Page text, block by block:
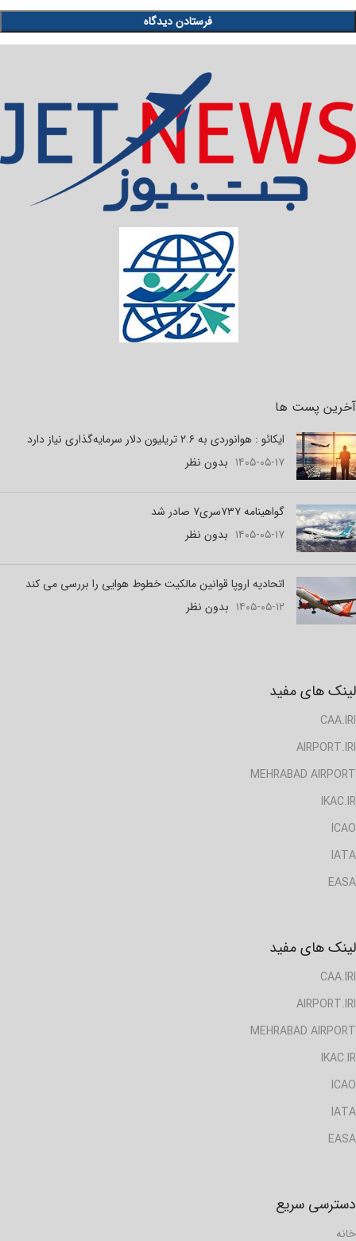
آخرین پست ها
ایکائو : هوانوردی به ۲.۶ تریلیون دلار سرمایه‌گذاری نیاز دارد
۱۴۰۵-۰۵-۱۷ بدون نظر
گواهینامه ۷۳۷سری۷ صادر شد
۱۴۰۵-۰۵-۱۷ بدون نظر
اتحادیه اروپا قوانین مالکیت خطوط هوایی را بررسی می کند
۱۴۰۵-۰۵-۱۲ بدون نظر
لینک های مفید
CAA.IRI
AIRPORT.IRI
MEHRABAD AIRPORT
IKAC.IR
ICAO
IATA
EASA
لینک های مفید
CAA.IRI
AIRPORT.IRI
MEHRABAD AIRPORT
IKAC.IR
ICAO
IATA
EASA
دسترسی سریع
خانه